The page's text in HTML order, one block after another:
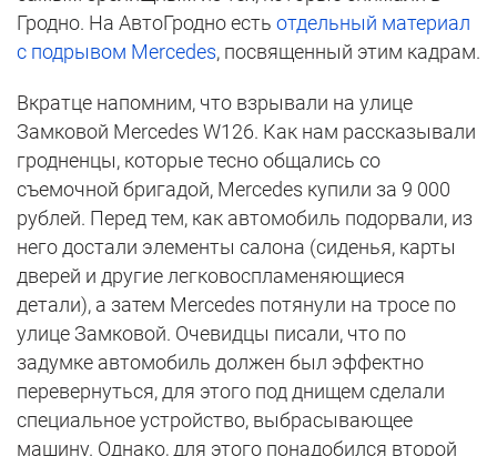
Гродно. На АвтоГродно есть отдельный материал
с подрывом Mercedes, посвященный этим кадрам.
Вкратце напомним, что взрывали на улице
Замковой Mercedes W126. Как нам рассказывали
гродненцы, которые тесно общались со
съемочной бригадой, Mercedes купили за 9 000
рублей. Перед тем, как автомобиль подорвали, из
него достали элементы салона (сиденья, карты
дверей и другие легковоспламеняющиеся
детали), а затем Mercedes потянули на тросе по
улице Замковой. Очевидцы писали, что по
задумке автомобиль должен был эффектно
перевернуться, для этого под днищем сделали
специальное устройство, выбрасывающее
машину. Однако, для этого понадобился второй